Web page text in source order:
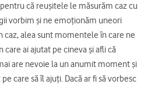
că reușitele le măsurăm caz cu
vorbim și ne emoționăm uneori
caz, alea sunt momentele în care ne
ai ajutat pe cineva și afli că
are nevoie la un anumit moment și
care să îl ajuți. Dacă ar fi să vorbesc